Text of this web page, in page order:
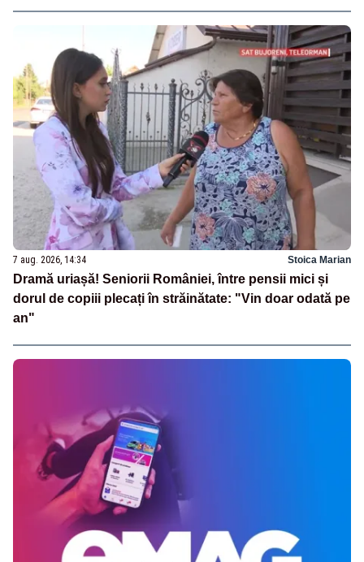
7 aug. 2026, 14:34 Stoica Marian
Dramă uriașă! Seniorii României, între pensii mici și
dorul de copiii plecați în străinătate: "Vin doar odată pe
an"